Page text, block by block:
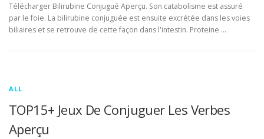
Télécharger Bilirubine Conjugué Aperçu. Son catabolisme est assuré
par le foie. La bilirubine conjuguée est ensuite excrétée dans les voies
biliaires et se retrouve de cette façon dans l'intestin. Proteine …
ALL
TOP15+ Jeux De Conjuguer Les Verbes
Aperçu